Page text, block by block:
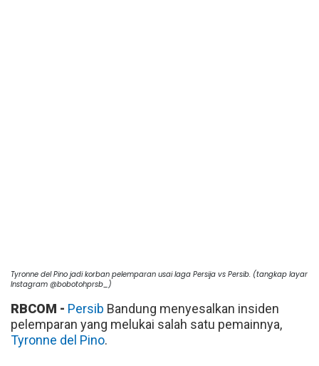
Tyronne del Pino jadi korban pelemparan usai laga Persija vs Persib. (tangkap layar
Instagram @bobotohprsb_)
RBCOM - Persib Bandung menyesalkan insiden
pelemparan yang melukai salah satu pemainnya,
Tyronne del Pino.